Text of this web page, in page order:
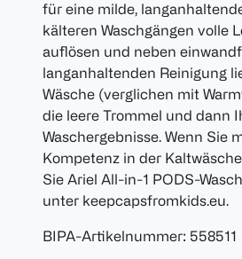
für eine milde,
kälteren Waschgängen volle
auflösen und neben
langanhaltenden Reinigung
Wäsche (verglichen mit
die leere Trommel und dann
Waschergebnisse. Wenn Sie
Kompetenz in der
Sie Ariel All-in-1 PODS-
unter keepcapsfromkids.eu.
BIPA-Artikelnummer: 558511